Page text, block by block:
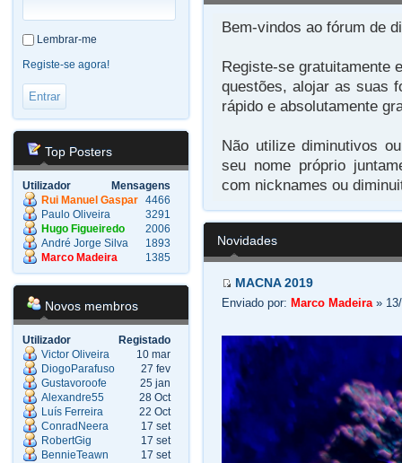
Lembrar-me
Registe-se agora!
Top Posters
Utilizador
Mensagens
Rui Manuel Gaspar 4466
Paulo Oliveira
3291
Hugo Figueiredo
2006
André Jorge Silva
1893
Marco Madeira
1385
Novos membros
Utilizador
Registado
Victor Oliveira
10 mar
DiogoParafuso
27 fev
Gustavoroofe
25 jan
Alexandre55
28 Oct
Luís Ferreira
22 Oct
ConradNeera
17 set
RobertGig
17 set
BennieTeawn
17 set
Bem-vindos ao fórum de
Registe-se gratuitamente
questões, alojar as suas
rápido e absolutamente
Não utilize diminutivos
seu nome próprio
com nicknames ou
Novidades
MACNA 2019
Enviado por: Marco Madeira» 13/